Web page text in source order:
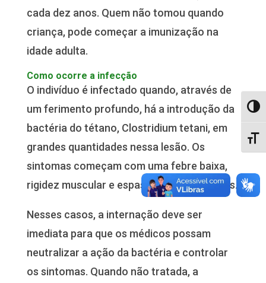
cada dez anos. Quem não tomou quando
criança, pode começar a imunização na
idade adulta.
Como ocorre a infecção
O indivíduo é infectado quando, através de
um ferimento profundo, há a introdução da
bactéria do tétano, Clostridium tetani, em
grandes quantidades nessa lesão. Os
sintomas começam com uma febre baixa,
rigidez muscular e espasmos e contraturas.
Nesses casos, a internação deve ser
imediata para que os médicos possam
neutralizar a ação da bactéria e controlar
os sintomas. Quando não tratada, a